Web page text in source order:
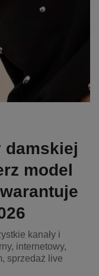
damskiej
model
kanały i
internetowy,
sprzedaż live